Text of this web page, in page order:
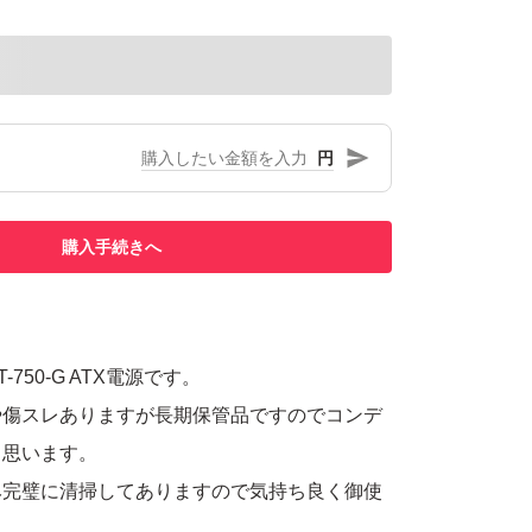
円
購入手続きへ
G ATX電源です。
スレありますが長期保管品ですのでコンデ
います。
璧に清掃してありますので気持ち良く御使